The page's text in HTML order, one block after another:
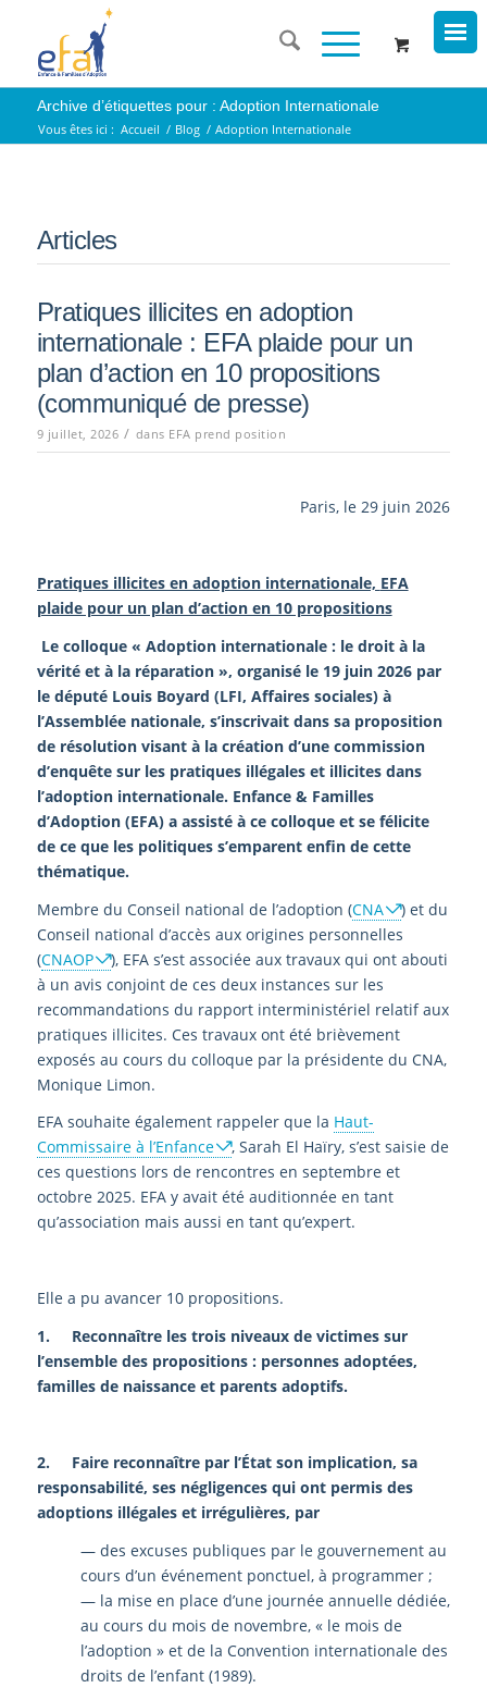
Archive d’étiquettes pour : Adoption Internationale
Vous êtes ici : Accueil / Blog / Adoption Internationale
Articles
Pratiques illicites en adoption
internationale : EFA plaide pour un
plan d’action en 10 propositions
(communiqué de presse)
9 juillet, 2026 / dans EFA prend position
Paris, le 29 juin 2026
Pratiques illicites en adoption internationale, EFA
plaide pour un plan d’action en 10 propositions
Le colloque « Adoption internationale : le droit à la
vérité et à la réparation », organisé le 19 juin 2026 par
le député Louis Boyard (LFI, Affaires sociales) à
l’Assemblée nationale, s’inscrivait dans sa proposition
de résolution visant à la création d’une commission
d’enquêtesur les pratiques illégales et illicites dans
l’adoption internationale. Enfance & Familles
d’Adoption (EFA) a assisté à ce colloque et se félicite
de ce que les politiques s’emparent enfin de cette
thématique.
Membre du Conseil national de l’adoption (CNA
) et du
Conseil national d’accès aux origines personnelles
(CNAOP
), EFA s’est associée aux travaux qui ont abouti
à un avis conjoint de ces deux instances sur les
recommandations du rapport interministériel relatif aux
pratiques illicites. Ces travaux ont été brièvement
exposés au cours du colloque par la présidente du CNA,
Monique Limon.
EFA souhaite également rappeler que la Haut-
Commissaire à l’Enfance
, Sarah El Haïry, s’est saisie de
ces questions lors de rencontres en septembre et
octobre 2025. EFA y avait été auditionnée en tant
qu’association mais aussi en tant qu’expert.
Elle a pu avancer 10 propositions.
1. Reconnaître les trois niveaux de victimes sur
l’ensemble des propositions : personnes adoptées,
familles de naissance et parents adoptifs.
2. Faire reconnaître par l’État son implication, sa
responsabilité, ses négligences qui ont permis des
adoptions illégales et irrégulières, par
— des excuses publiques par le gouvernement au
cours d’un événement ponctuel, à programmer ;
— la mise en place d’une journée annuelle dédiée,
au cours du mois de novembre, « le mois de
l’adoption » et de la Convention internationale des
droits de l’enfant (1989).